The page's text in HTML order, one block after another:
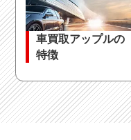
車買取アップルの
特徴